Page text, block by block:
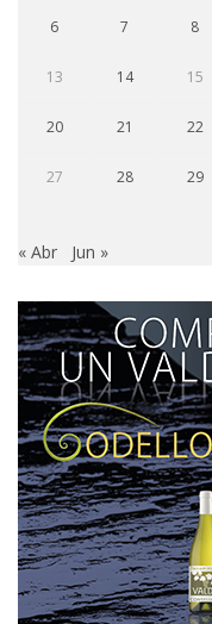
6 7 8
13 14 15
20 21 22
27 28 29
« Abr Jun »